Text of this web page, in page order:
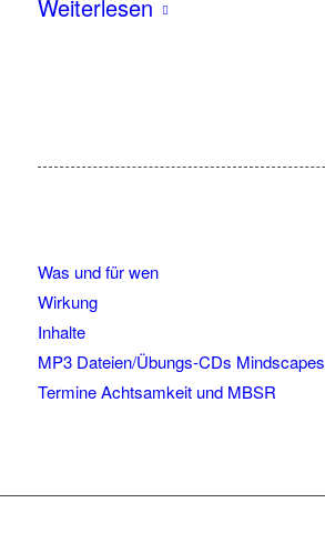
Weiterlesen
Was und für wen
Wirkung
Inhalte
MP3 Dateien/Übungs-CDs Mindscapes
Termine Achtsamkeit und MBSR